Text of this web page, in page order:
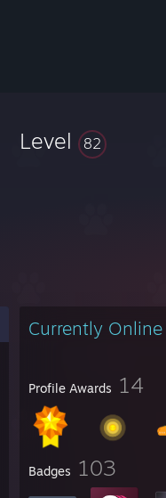
Level 82
Currently Online
Profile Awards 14
Badges 103